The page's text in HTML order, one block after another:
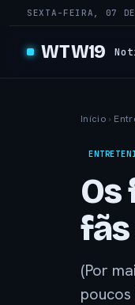
SEXTA-FEIRA, 07
WTW19
Início ›
(Por